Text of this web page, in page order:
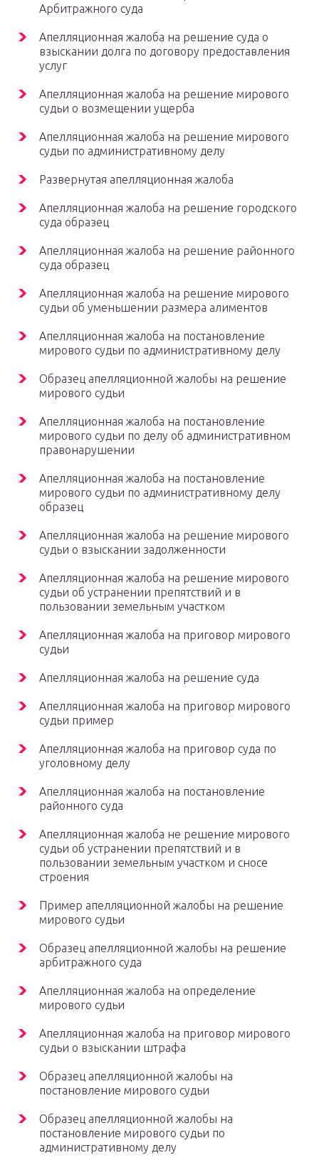
Арбитражного суда
Апелляционная жалоба на решение суда о
взыскании долга по договору предоставления
услуг
Апелляционная жалоба на решение мирового
судьи о возмещении ущерба
Апелляционная жалоба на решение мирового
судьи по административному делу
Развернутая апелляционная жалоба
Апелляционная жалоба на решение городского
суда образец
Апелляционная жалоба на решение районного
суда образец
Апелляционная жалоба на решение мирового
судьи об уменьшении размера алиментов
Апелляционная жалоба на постановление
мирового судьи по административному делу
Образец апелляционной жалобы на решение
мирового судьи
Апелляционная жалоба на постановление
мирового судьи по делу об административном
правонарушении
Апелляционная жалоба на постановление
мирового судьи по административному делу
образец
Апелляционная жалоба на решение мирового
судьи о взыскании задолженности
Апелляционная жалоба на решение мирового
судьи об устранении препятствий и в
пользовании земельным участком
Апелляционная жалоба на приговор мирового
судьи
Апелляционная жалоба на решение суда
Апелляционная жалоба на приговор мирового
судьи пример
Апелляционная жалоба на приговор суда по
уголовному делу
Апелляционная жалоба на постановление
районного суда
Апелляционная жалоба не решение мирового
судьи об устранении препятствий и в
пользовании земельным участком и сносе
строения
Пример апелляционной жалобы на решение
мирового судьи
Образец апелляционной жалобы на решение
арбитражного суда
Апелляционная жалоба на определение
мирового судьи
Апелляционная жалоба на приговор мирового
судьи о взыскании штрафа
Образец апелляционной жалобы на
постановление мирового судьи
Образец апелляционной жалобы на
постановление мирового судьи по
административному делу